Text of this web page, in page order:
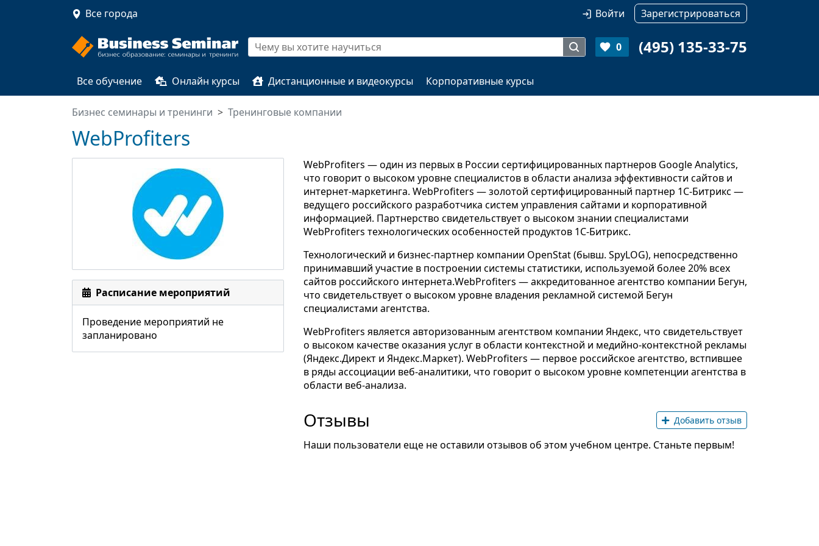
Все города Войти Зарегистрироваться
0 (495) 135-33-75
Все обучение Онлайн курсы Дистанционные и видеокурсы Корпоративные курсы
Бизнес семинары и тренинги Тренинговые компании
WebProfiters
Расписание мероприятий
Проведение мероприятий не
запланировано
WebProfiters — один из первых в России сертифицированных партнеров Google Analytics,
что говорит о высоком уровне специалистов в области анализа эффективности сайтов и
интернет-маркетинга. WebProfiters — золотой сертифицированный партнер 1С-Битрикс —
ведущего российского разработчика систем управления сайтами и корпоративной
информацией. Партнерство свидетельствует о высоком знании специалистами
WebProfiters технологических особенностей продуктов 1С-Битрикс.
Технологический и бизнес-партнер компании OpenStat (бывш. SpyLOG), непосредственно
принимавший участие в построении системы статистики, используемой более 20% всех
сайтов российского интернета.WebProfiters — аккредитованное агентство компании Бегун,
что свидетельствует о высоком уровне владения рекламной системой Бегун
специалистами агентства.
WebProfiters является авторизованным агентством компании Яндекс, что свидетельствует
о высоком качестве оказания услуг в области контекстной и медийно-контекстной рекламы
(Яндекс.Директ и Яндекс.Маркет). WebProfiters — первое российское агентство, встпившее
в ряды ассоциации веб-аналитики, что говорит о высоком уровне компетенции агентства в
области веб-анализа.
Отзывы Добавить отзыв
Наши пользователи еще не оставили отзывов об этом учебном центре. Станьте первым!